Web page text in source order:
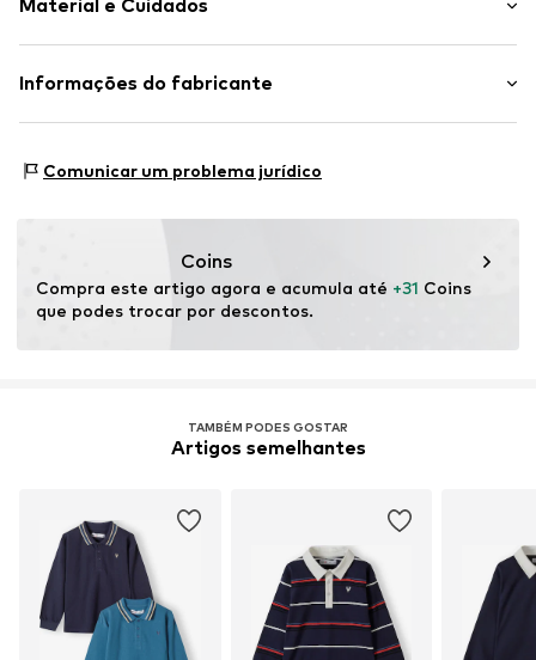
Ajuste: Ajuste normal
Material e Cuidados
Material: 100% Algodão
Informações do fabricante
03-844 Warsaw
Comunicar um problema jurídico
Coins
Compra este artigo agora e acumula até +31 Coins
que podes trocar por descontos.
TAMBÉM PODES GOSTAR
Artigos semelhantes